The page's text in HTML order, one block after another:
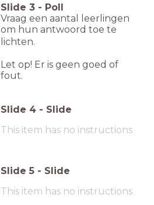
Slide 3 - Poll
Vraag een aantal leerlingen
om hun antwoord toe te
lichten.
Let op! Er is geen goed of
fout.
Slide 4 - Slide
This item has no instructions
Slide 5 - Slide
This item has no instructions